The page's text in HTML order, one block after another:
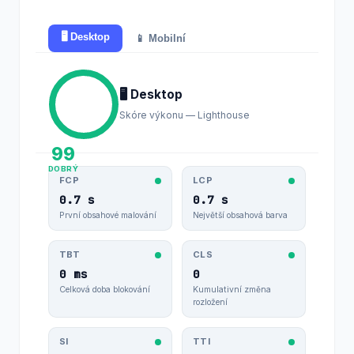
🖥️ Desktop 📱 Mobilní
99
DOBRÝ
🖥️ Desktop
Skóre výkonu — Lighthouse
FCP
0.7 s
První obsahové malování
LCP
0.7 s
Největší obsahová barva
TBT
0 ms
Celková doba blokování
CLS
0
Kumulativní změna
rozložení
SI TTI